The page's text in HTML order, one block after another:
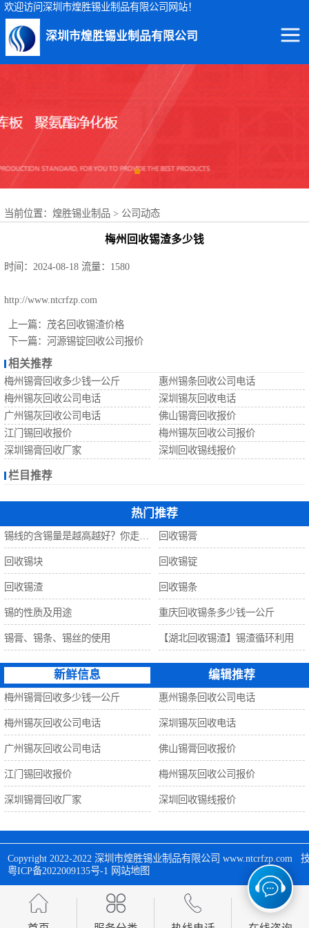
欢迎访问深圳市煌胜锡业制品有限公司网站！
深圳市煌胜锡业制品有限公司
当前位置： 煌胜锡业制品 > 公司动态
梅州回收锡渣多少钱
时间：2024-08-18 流量：1580
http://www.ntcrfzp.com
上一篇： 茂名回收锡渣价格
下一篇： 河源锡锭回收公司报价
相关推荐
梅州锡膏回收多少钱一公斤
惠州锡条回收公司电话
梅州锡灰回收公司电话
深圳锡灰回收电话
广州锡灰回收公司电话
佛山锡膏回收报价
江门锡回收报价
梅州锡灰回收公司报价
深圳锡膏回收厂家
深圳回收锡线报价
栏目推荐
热门推荐
回收锡膏
回收锡块 回收锡锭
回收锡渣 回收锡条
锡的性质及用途 重庆回收锡条多少钱一公斤
锡膏、锡条、锡丝的使用 【湖北回收锡渣】锡渣循环利用
新鲜信息 编辑推荐
梅州锡膏回收多少钱一公斤 惠州锡条回收公司电话
梅州锡灰回收公司电话 深圳锡灰回收电话
广州锡灰回收公司电话 佛山锡膏回收报价
江门锡回收报价 梅州锡灰回收公司报价
深圳锡膏回收厂家 深圳回收锡线报价
Copyright 2022-2022 深圳市煌胜锡业制品有限公司 www.ntcrfzp.com
粤ICP备2022009135号-1 网站地图
回收锡条
回收锡膏
回收锡锭
回收锡珠
回收锡